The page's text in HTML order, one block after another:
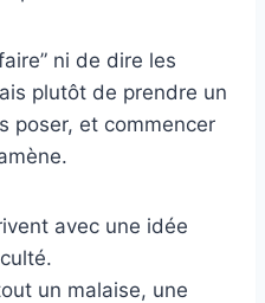
ni de dire les
plutôt de prendre un
poser, et commencer
avec une idée
un malaise, une